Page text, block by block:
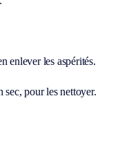
enlever les aspérités.
sec, pour les nettoyer.